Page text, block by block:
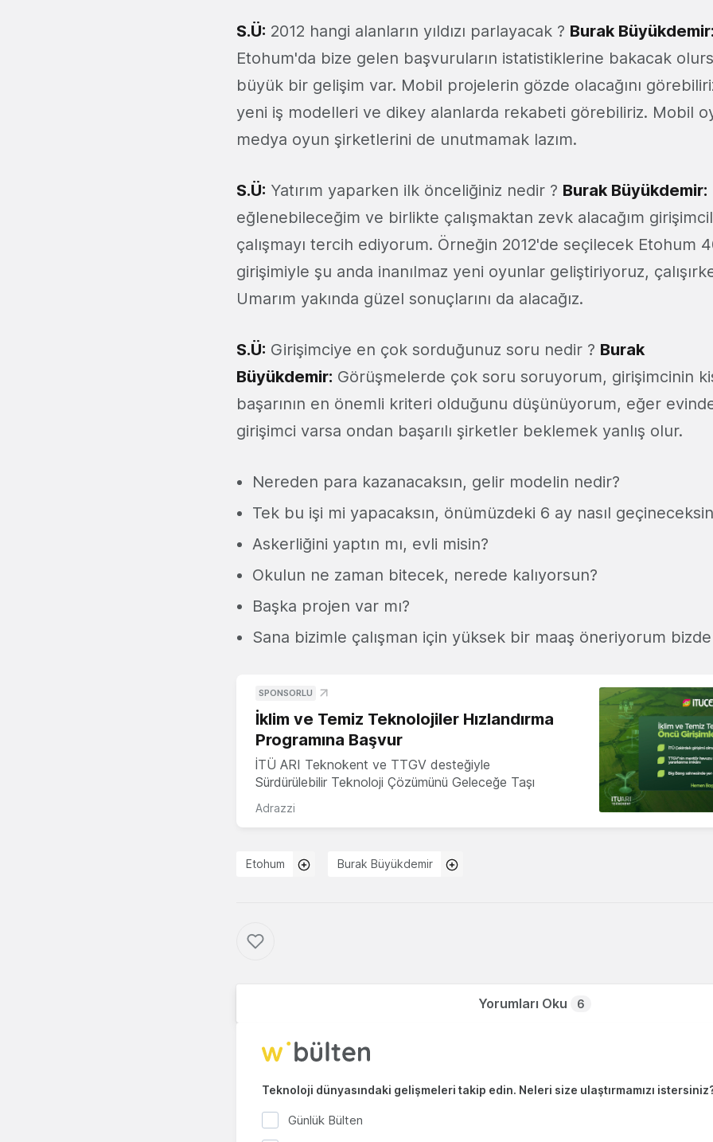
S.Ü: 2012 hangi alanların yıldızı parlayacak ? Burak
Etohum'da bize gelen başvuruların istatistiklerine bakacak
büyük bir gelişim var. Mobil projelerin gözde olacağını
yeni iş modelleri ve dikey alanlarda rekabeti görebiliriz. Mobil
medya oyun şirketlerini de unutmamak lazım.
S.Ü: Yatırım yaparken ilk önceliğiniz nedir ? Burak Büyükdemir:
eğlenebileceğim ve birlikte çalışmaktan zevk alacağım
çalışmayı tercih ediyorum. Örneğin 2012'de seçilecek Etohum
girişimiyle şu anda inanılmaz yeni oyunlar geliştiriyoruz,
Umarım yakında güzel sonuçlarını da alacağız.
S.Ü: Girişimciye en çok sorduğunuz soru nedir ? Burak
Büyükdemir: Görüşmelerde çok soru soruyorum, girişimcinin
başarının en önemli kriteri olduğunu düşünüyorum, eğer
girişimci varsa ondan başarılı şirketler beklemek yanlış olur.
Nereden para kazanacaksın, gelir modelin nedir?
Tek bu işi mi yapacaksın, önümüzdeki 6 ay nasıl
Askerliğini yaptın mı, evli misin?
Okulun ne zaman bitecek, nerede kalıyorsun?
Başka projen var mı?
Sana bizimle çalışman için yüksek bir maaş öneriyorum bizde
SPONSORLU
İklim ve Temiz Teknolojiler Hızlandırma
Programına Başvur
İTÜ ARI Teknokent ve TTGV desteğiyle
Sürdürülebilir Teknoloji Çözümünü Geleceğe Taşı
Adrazzi
Etohum Burak Büyükdemir
Yorumları Oku 6
Teknoloji dünyasındaki gelişmeleri takip edin. Neleri size ulaştırmamızı
Günlük Bülten